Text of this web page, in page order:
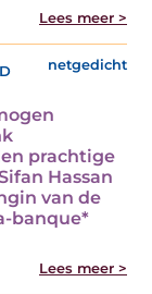
Lees meer >
netgedicht
prachtige
Hassan
van de
banque*
Lees meer >